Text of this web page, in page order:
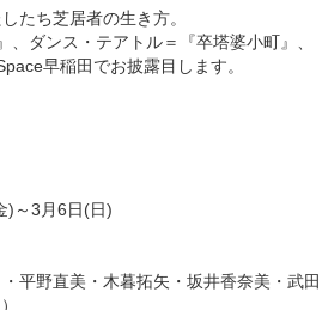
たち芝居者の生き方。
ダンス・テアトル＝『卒塔婆小町』、
早稲田でお披露目します。
～3月6日(日)
平野直美・木暮拓矢・坂井香奈美・武田